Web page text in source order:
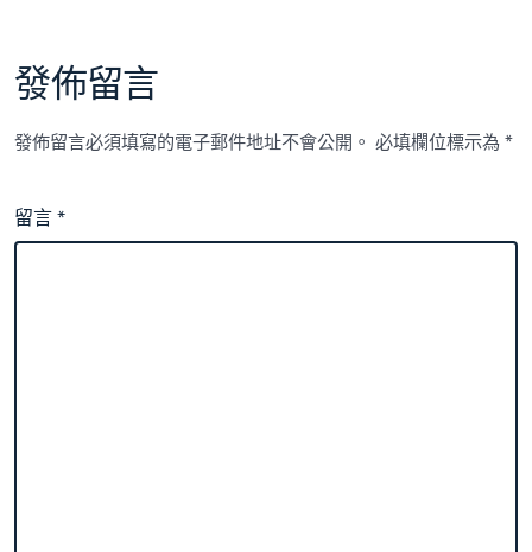
發佈留言
發佈留言必須填寫的電子郵件地址不會公開。 必填欄位標示為*
留言*